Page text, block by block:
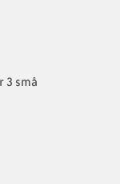
3 små